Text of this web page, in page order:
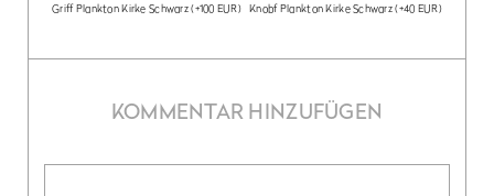
Griff Plankton Kirke Schwarz (+100 EUR) Knobf Plankton Kirke Schwarz (+40 EUR)
KOMMENTAR HINZUFÜGEN